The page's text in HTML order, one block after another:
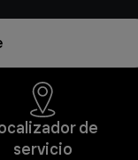
de
servicio